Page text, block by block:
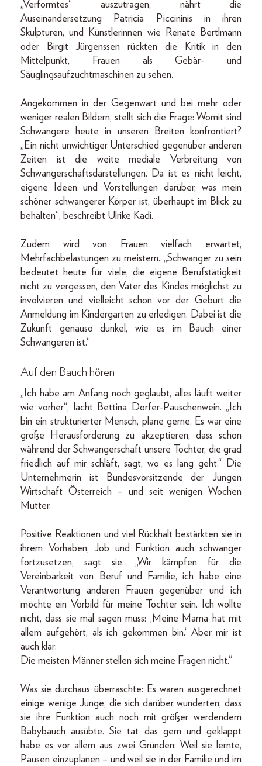
„Verformtes“ auszutragen, nährt die
Auseinandersetzung Patricia Piccininis in ihren
Skulpturen, und Künstlerinnen wie Renate Bertlmann
oder Birgit Jürgenssen rückten die Kritik in den
Mittelpunkt, Frauen als Gebär- und
Säuglingsaufzuchtmaschinen zu sehen.
Angekommen in der Gegenwart und bei mehr oder
weniger realen Bildern, stellt sich die Frage: Womit sind
Schwangere heute in unseren Breiten konfrontiert?
„Ein nicht unwichtiger Unterschied gegenüber anderen
Zeiten ist die weite mediale Verbreitung von
Schwangerschaftsdarstellungen. Da ist es nicht leicht,
eigene Ideen und Vorstellungen darüber, was mein
schöner schwangerer Körper ist, überhaupt im Blick zu
behalten“, beschreibt Ulrike Kadi.
Zudem wird von Frauen vielfach erwartet,
Mehrfachbelastungen zu meistern. „Schwanger zu sein
bedeutet heute für viele, die eigene Berufstätigkeit
nicht zu vergessen, den Vater des Kindes möglichst zu
involvieren und vielleicht schon vor der Geburt die
Anmeldung im Kindergarten zu erledigen. Dabei ist die
Zukunft genauso dunkel, wie es im Bauch einer
Schwangeren ist.“
Auf den Bauch hören
„Ich habe am Anfang noch geglaubt, alles läuft weiter
wie vorher“, lacht Bettina Dorfer-Pauschenwein. „Ich
bin ein strukturierter Mensch, plane gerne. Es war eine
große Herausforderung zu akzeptieren, dass schon
während der Schwangerschaft unsere Tochter, die grad
friedlich auf mir schläft, sagt, wo es lang geht.“ Die
Unternehmerin ist Bundesvorsitzende der Jungen
Wirtschaft Österreich – und seit wenigen Wochen
Mutter.
Positive Reaktionen und viel Rückhalt bestärkten sie in
ihrem Vorhaben, Job und Funktion auch schwanger
fortzusetzen, sagt sie. „Wir kämpfen für die
Vereinbarkeit von Beruf und Familie, ich habe eine
Verantwortung anderen Frauen gegenüber und ich
möchte ein Vorbild für meine Tochter sein. Ich wollte
nicht, dass sie mal sagen muss: ,Meine Mama hat mit
allem aufgehört, als ich gekommen bin.‘ Aber mir ist
auch klar:
Die meisten Männer stellen sich meine Fragen nicht.“
Was sie durchaus überraschte: Es waren ausgerechnet
einige wenige Junge, die sich darüber wunderten, dass
sie ihre Funktion auch noch mit größer werdendem
Babybauch ausübte. Sie tat das gern und geklappt
habe es vor allem aus zwei Gründen: Weil sie lernte,
Pausen einzuplanen – und weil sie in der Familie und im